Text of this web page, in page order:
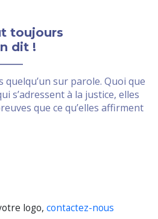
toujours
dit !
quelqu’un sur parole. Quoi que
s’adressent à la justice, elles
que ce qu’elles affirment
logo, contactez-nous